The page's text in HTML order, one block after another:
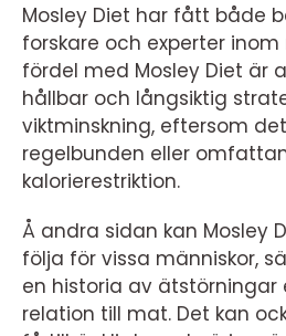
Mosley Diet har fått både
forskare och experter inom
fördel med Mosley Diet är
hållbar och långsiktig
viktminskning, eftersom
regelbunden eller
kalorierestriktion.
Å andra sidan kan Mosley
följa för vissa människor,
en historia av ätstörningar
relation till mat. Det kan